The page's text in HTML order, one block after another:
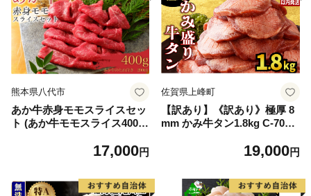
熊本県八代市
あか牛赤身モモスライスセッ
ト (あか牛モモスライス400
17,000円
佐賀県上峰町
【訳あり】《訳あり》極厚 8
mm かみ牛タン1.8kg C-709-
19,000円